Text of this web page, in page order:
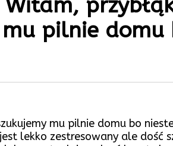
Witam,
pilnie
mu pilnie domu bo
lekko zestresowany ale dość